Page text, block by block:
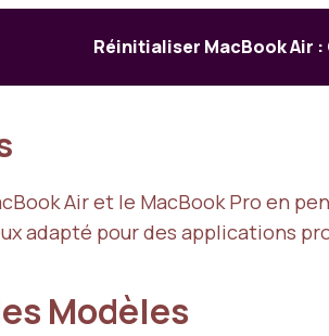
Réinitialiser MacBook Air :
Air et le MacBook Pro en
adapté pour des applications
Modèles